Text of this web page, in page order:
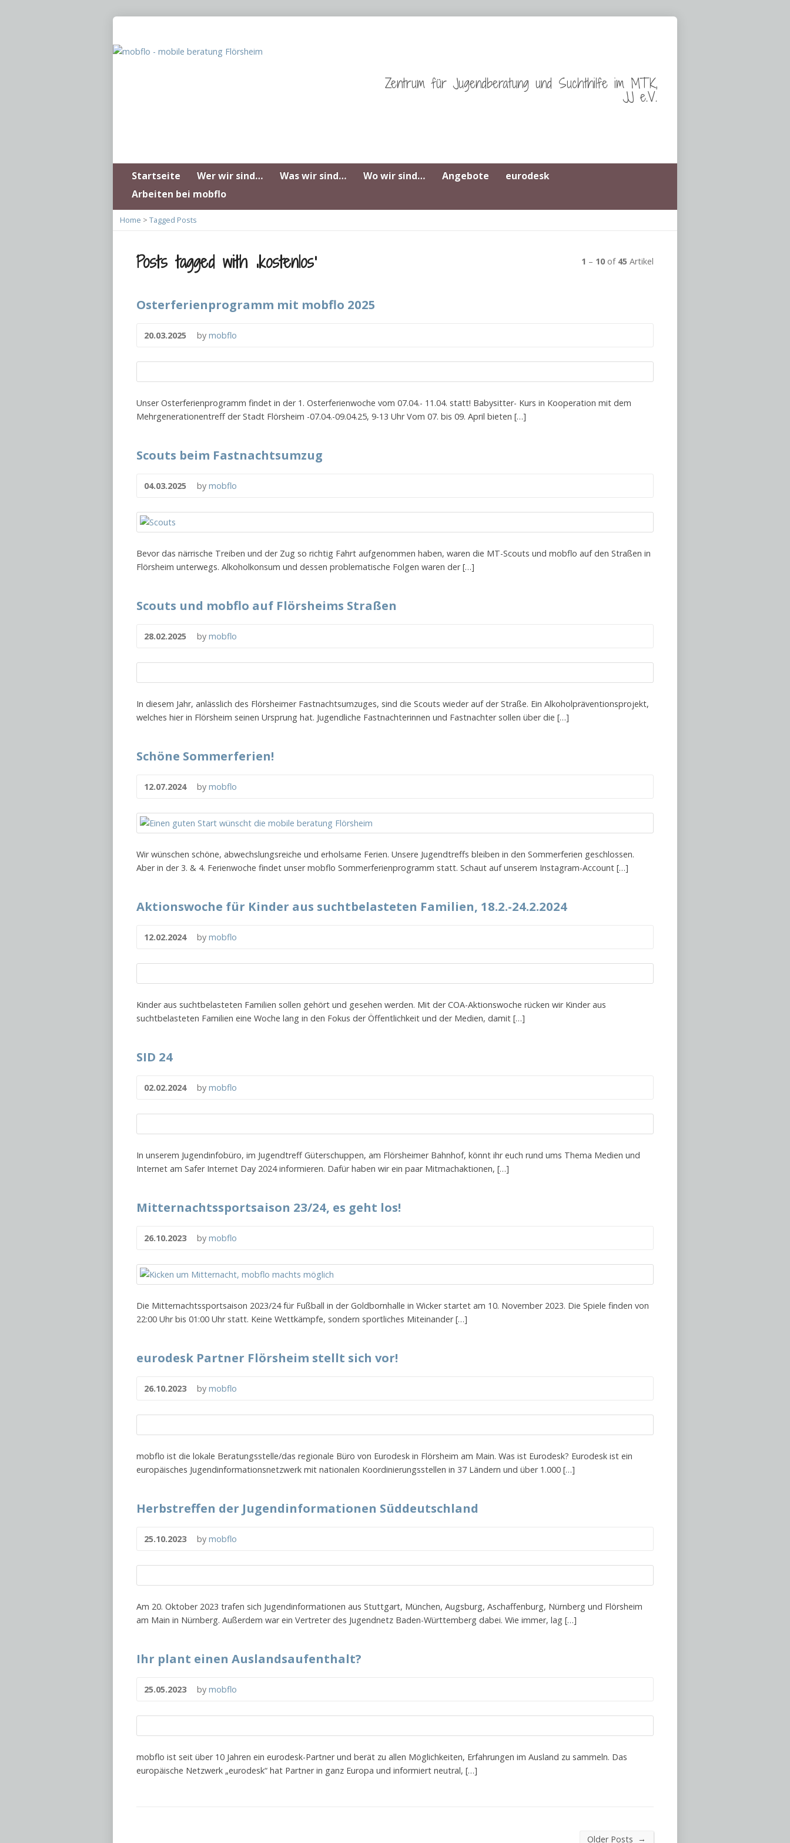
Zentrum für Jugendberatung und Suchthilfe im MTK,
JJ e.V.
Startseite Wer wir sind… Was wir sind… Wo wir sind… Angebote
eurodesk
Arbeiten bei mobflo
Home > Tagged Posts
Posts tagged with ‚kostenlos‘ 1 – 10 of 45 Artikel
Osterferienprogramm mit mobflo 2025
20.03.2025 by mobflo
Unser Osterferienprogramm findet in der 1. Osterferienwoche vom 07.04.- 11.04. statt! Babysitter- Kurs in Kooperation mit dem
Mehrgenerationentreff der Stadt Flörsheim -07.04.-09.04.25, 9-13 Uhr Vom 07. bis 09. April bieten […]
Scouts beim Fastnachtsumzug
04.03.2025 by mobflo
Bevor das närrische Treiben und der Zug so richtig Fahrt aufgenommen haben, waren die MT-Scouts und mobflo auf den Straßen in
Flörsheim unterwegs. Alkoholkonsum und dessen problematische Folgen waren der […]
Scouts und mobflo auf Flörsheims Straßen
28.02.2025 by mobflo
In diesem Jahr, anlässlich des Flörsheimer Fastnachtsumzuges, sind die Scouts wieder auf der Straße. Ein Alkoholpräventionsprojekt,
welches hier in Flörsheim seinen Ursprung hat. Jugendliche Fastnachterinnen und Fastnachter sollen über die […]
Schöne Sommerferien!
12.07.2024 by mobflo
Wir wünschen schöne, abwechslungsreiche und erholsame Ferien. Unsere Jugendtreffs bleiben in den Sommerferien geschlossen.
Aber in der 3. & 4. Ferienwoche findet unser mobflo Sommerferienprogramm statt. Schaut auf unserem Instagram-Account […]
Aktionswoche für Kinder aus suchtbelasteten Familien, 18.2.-24.2.2024
12.02.2024 by mobflo
Kinder aus suchtbelasteten Familien sollen gehört und gesehen werden. Mit der COA-Aktionswoche rücken wir Kinder aus
suchtbelasteten Familien eine Woche lang in den Fokus der Öffentlichkeit und der Medien, damit […]
SID 24
02.02.2024 by mobflo
In unserem Jugendinfobüro, im Jugendtreff Güterschuppen, am Flörsheimer Bahnhof, könnt ihr euch rund ums Thema Medien und
Internet am Safer Internet Day 2024 informieren. Dafür haben wir ein paar Mitmachaktionen, […]
Mitternachtssportsaison 23/24, es geht los!
26.10.2023 by mobflo
Die Mitternachtssportsaison 2023/24 für Fußball in der Goldbornhalle in Wicker startet am 10. November 2023. Die Spiele finden von
22:00 Uhr bis 01:00 Uhr statt. Keine Wettkämpfe, sondern sportliches Miteinander […]
eurodesk Partner Flörsheim stellt sich vor!
26.10.2023 by mobflo
mobflo ist die lokale Beratungsstelle/das regionale Büro von Eurodesk in Flörsheim am Main. Was ist Eurodesk? Eurodesk ist ein
europäisches Jugendinformationsnetzwerk mit nationalen Koordinierungsstellen in 37 Ländern und über 1.000 […]
Herbstreffen der Jugendinformationen Süddeutschland
25.10.2023 by mobflo
Am 20. Oktober 2023 trafen sich Jugendinformationen aus Stuttgart, München, Augsburg, Aschaffenburg, Nürnberg und Flörsheim
am Main in Nürnberg. Außerdem war ein Vertreter des Jugendnetz Baden-Württemberg dabei. Wie immer, lag […]
Ihr plant einen Auslandsaufenthalt?
25.05.2023 by mobflo
mobflo ist seit über 10 Jahren ein eurodesk-Partner und berät zu allen Möglichkeiten, Erfahrungen im Ausland zu sammeln. Das
europäische Netzwerk „eurodesk“ hat Partner in ganz Europa und informiert neutral, […]
Older Posts →